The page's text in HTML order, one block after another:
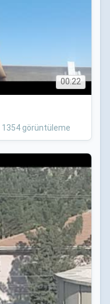
00:22
1354 görüntüleme